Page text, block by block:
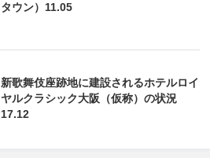
タウン）11.05
新歌舞伎座跡地に建設されるホテルロイ
ヤルクラシック大阪（仮称）の状況
17.12